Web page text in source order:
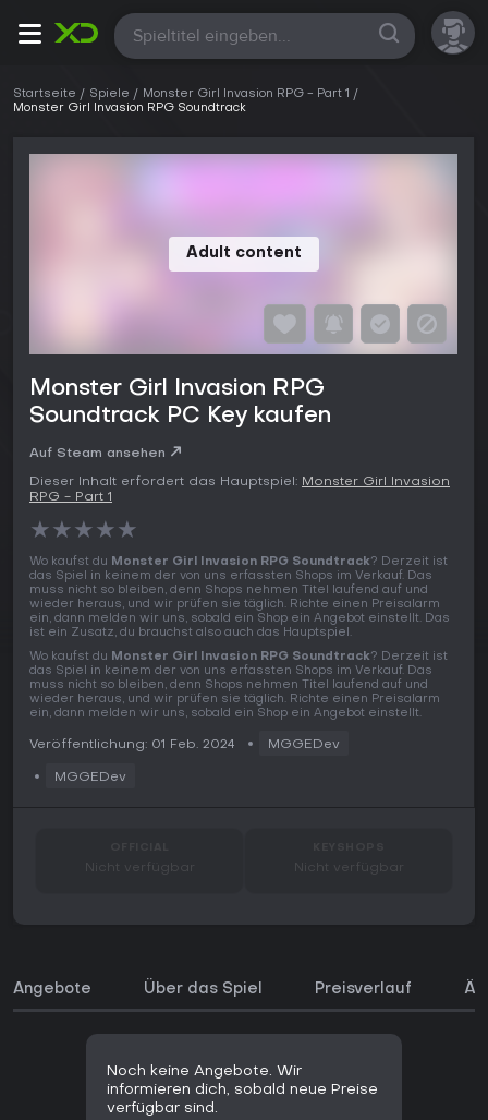
Alle
Startseite Spiele
Monster Girl Invasion RPG - Part 1
Monster Girl Invasion RPG Soundtrack
Adult content
Monster Girl Invasion RPG
Soundtrack PC Key kaufen
Auf Steam ansehen
Dieser Inhalt erfordert das Hauptspiel: Monster Girl Invasion
RPG - Part 1
★★★★★
Wo kaufst du Monster Girl Invasion RPG Soundtrack? Derzeit ist
das Spiel in keinem der von uns erfassten Shops im Verkauf. Das
muss nicht so bleiben, denn Shops nehmen Titel laufend auf und
wieder heraus, und wir prüfen sie täglich. Richte einen Preisalarm
ein, dann melden wir uns, sobald ein Shop ein Angebot einstellt. Das
ist ein Zusatz, du brauchst also auch das Hauptspiel.
Wo kaufst du Monster Girl Invasion RPG Soundtrack? Derzeit ist
das Spiel in keinem der von uns erfassten Shops im Verkauf. Das
muss nicht so bleiben, denn Shops nehmen Titel laufend auf und
wieder heraus, und wir prüfen sie täglich. Richte einen Preisalarm
ein, dann melden wir uns, sobald ein Shop ein Angebot einstellt.
Veröffentlichung: 01 Feb. 2024 MGGEDev
MGGEDev
Nicht verfügbar Nicht verfügbar
Angebote Über das Spiel Preisverlauf
Noch keine Angebote. Wir
informieren dich, sobald neue Preise
verfügbar sind.